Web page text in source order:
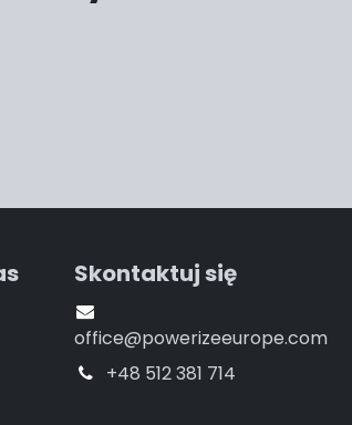
Skontaktuj się
office@powerizeeurope.com
+48 512 381 714